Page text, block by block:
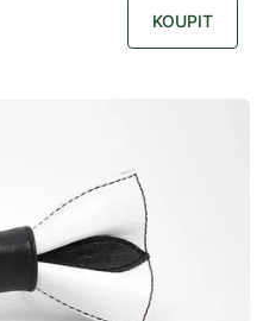
KOUPIT